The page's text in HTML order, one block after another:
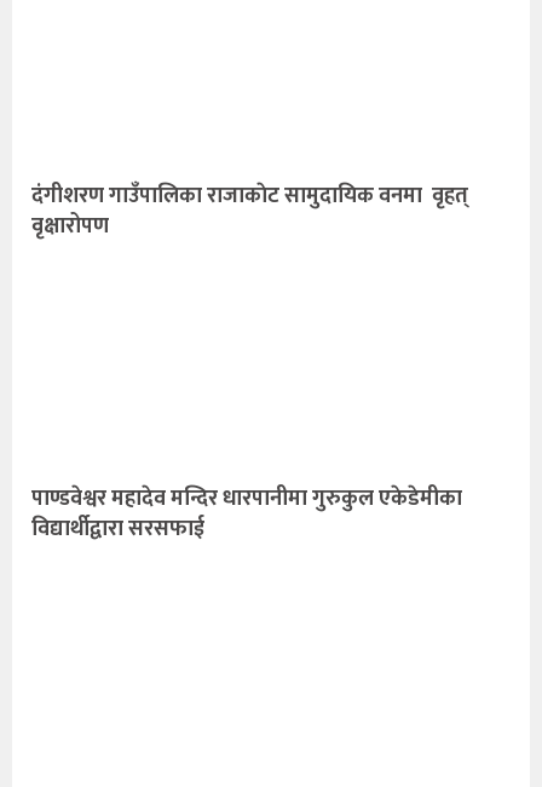
दंगीशरण गाउँपालिका राजाकाेट सामुदायिक वनमा वृहत्
वृक्षारोपण
पाण्डवेश्वर महादेव मन्दिर धारपानीमा गुरुकुल एकेडेमीका
विद्यार्थीद्वारा सरसफाई